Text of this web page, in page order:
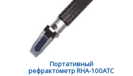
Портативный
рефрактометр RHA-100ATC